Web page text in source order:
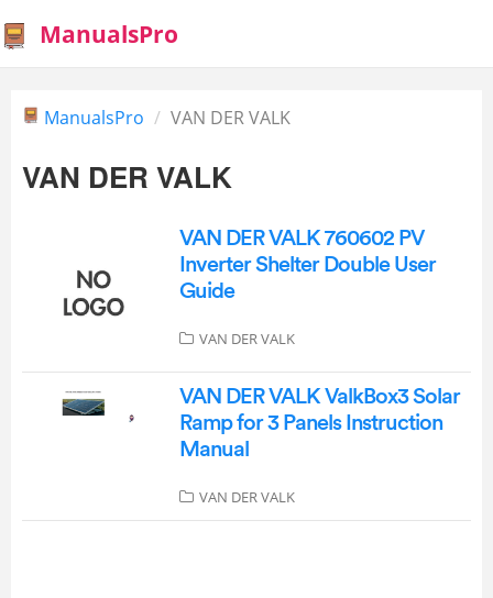
ManualsPro
ManualsPro VAN DER VALK
VAN DER VALK
VAN DER VALK 760602 PV
Inverter Shelter Double User
Guide
VAN DER VALK
VAN DER VALK ValkBox3 Solar
Ramp for 3 Panels Instruction
Manual
VAN DER VALK